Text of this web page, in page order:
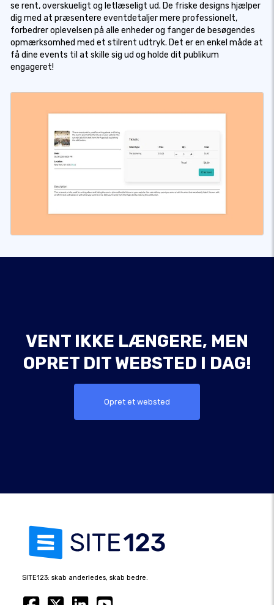
se rent, overskueligt og letlæseligt ud. De friske designs hjælper
dig med at præsentere eventdetaljer mere professionelt,
forbedrer oplevelsen på alle enheder og fanger de besøgendes
opmærksomhed med et stilrent udtryk. Det er en enkel måde at
få dine events til at skille sig ud og holde dit publikum
engageret!
VENT IKKE LÆNGERE, MEN
OPRET DIT WEBSTED I DAG!
Opret et websted
SITE123: skab anderledes, skab bedre.